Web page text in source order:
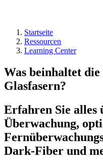
Startseite
Ressourcen
Learning Center
Was beinhaltet
Glasfasern?
Erfahren Sie alles
Überwachung,
Dark-Fiber und